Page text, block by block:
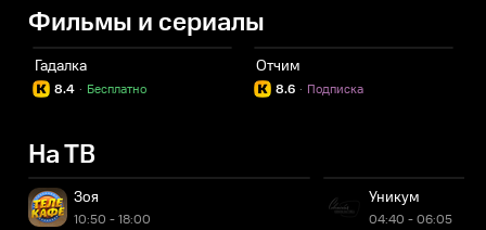
Фильмы и сериалы
Гадалка
8.4 Бесплатно
·
Отчим
8.6 Подписка
·
На ТВ
Зоя
10:50 - 18:00
Уникум
04:40 - 06:05